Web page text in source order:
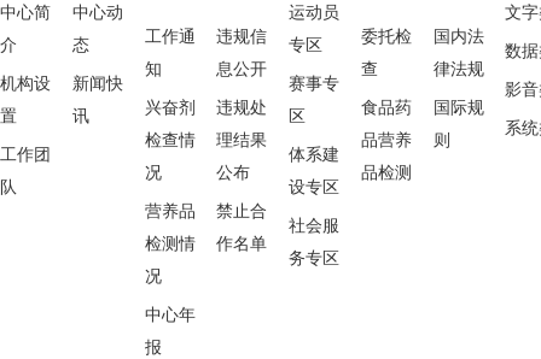
中心简
介
机构设
置
工作团
队
中心动
态
新闻快
讯
工作通
知
兴奋剂
检查情
况
营养品
检测情
况
中心年
报
违规信
息公开
违规处
理结果
公布
禁止合
作名单
运动员
专区
赛事专
区
体系建
设专区
社会服
务专区
委托检
查
食品药
品营养
品检测
国内法
律法规
国际规
则
文
数
影
系